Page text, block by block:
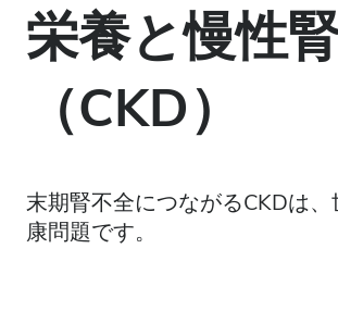
栄養と慢性
（CKD）
末期腎不全につながるCKDは
康問題です。